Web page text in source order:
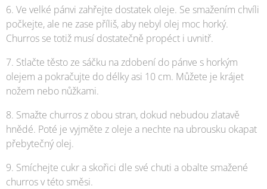
6. Ve velké pánvi zahřejte dostatek oleje. Se smažením chvíli
počkejte, ale ne zase příliš, aby nebyl olej moc horký.
Churros se totiž musí dostatečně propéct i uvnitř.
7. Stlačte těsto ze sáčku na zdobení do pánve s horkým
olejem a pokračujte do délky asi 10 cm. Můžete je krájet
nožem nebo nůžkami.
8. Smažte churros z obou stran, dokud nebudou zlatavě
hnědé. Poté je vyjměte z oleje a nechte na ubrousku okapat
přebytečný olej.
9. Smíchejte cukr a skořici dle své chuti a obalte smažené
churros v této směsi.